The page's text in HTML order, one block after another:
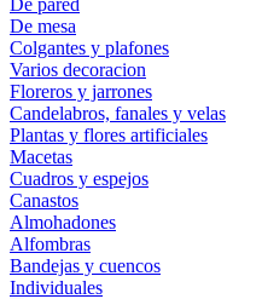
De pared
De mesa
Colgantes y plafones
Varios decoracion
Floreros y jarrones
Candelabros, fanales y velas
Plantas y flores artificiales
Macetas
Cuadros y espejos
Canastos
Almohadones
Alfombras
Bandejas y cuencos
Individuales